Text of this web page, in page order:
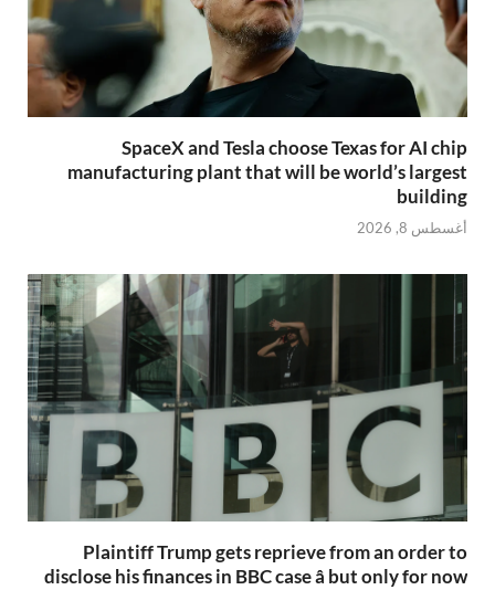
SpaceX and Tesla choose Texas for AI chip
manufacturing plant that will be world’s largest
building
أغسطس 8, 2026
Plaintiff Trump gets reprieve from an order to
disclose his finances in BBC case â but only for now